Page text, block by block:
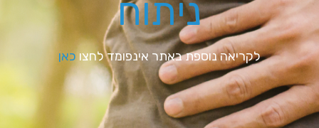
ניתוח
לקריאה נוספת באתר אינפומד לחצו כאן